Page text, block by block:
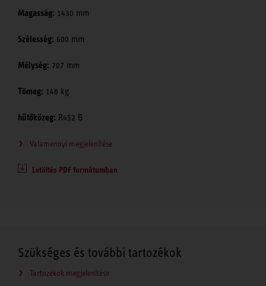
Magasság: 1430 mm
Szélesség: 600 mm
Mélység: 707 mm
Tömeg: 148 kg
hűtőközeg: R452 B
Valamennyi megjelenítése
Letöltés PDF formátumban
Szükséges és további tartozékok
Tartozékok megjelenítése